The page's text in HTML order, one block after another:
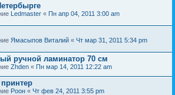
Ledmaster « Пн апр 04, 2011 3:00 am
Ямасыпов Виталий « Чт мар 31, 2011 5:34 pm
ручной ламинатор 70 см
Zhden « Пн мар 14, 2011 12:22 am
Pоон « Чт фев 24, 2011 3:55 pm